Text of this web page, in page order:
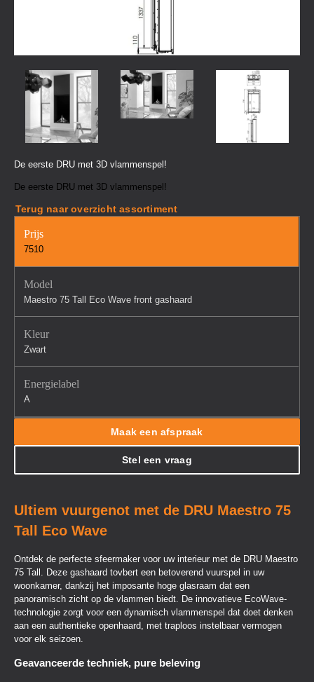
De eerste DRU met 3D vlammenspel!
De eerste DRU met 3D vlammenspel!
Terug naar overzicht assortiment
Prijs
7510
Model
Maestro 75 Tall Eco Wave front gashaard
Kleur
Zwart
Energielabel
A
Maak een afspraak
Stel een vraag
Ultiem vuurgenot met de DRU Maestro 75
Tall Eco Wave
Ontdek de perfecte sfeermaker voor uw interieur met de DRU Maestro
75 Tall. Deze gashaard tovbert een betoverend vuurspel in uw
woonkamer, dankzij het imposante hoge glasraam dat een
panoramisch zicht op de vlammen biedt. De innovatieve EcoWave-
technologie zorgt voor een dynamisch vlammenspel dat doet denken
aan een authentieke openhaard, met traploos instelbaar vermogen
voor elk seizoen.
Geavanceerde techniek, pure beleving